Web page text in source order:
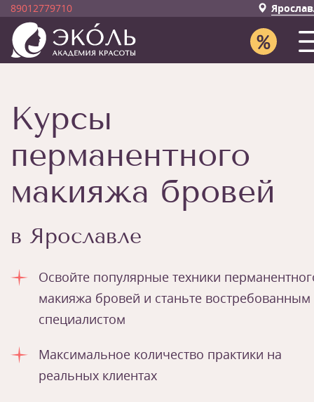
89012779710
Курсы
перманентного
макияжа бровей
в Ярославле
Освойте популярные техники
макияжа бровей и станьте востребованным
специалистом
Максимальное количество практики на
реальных клиентах